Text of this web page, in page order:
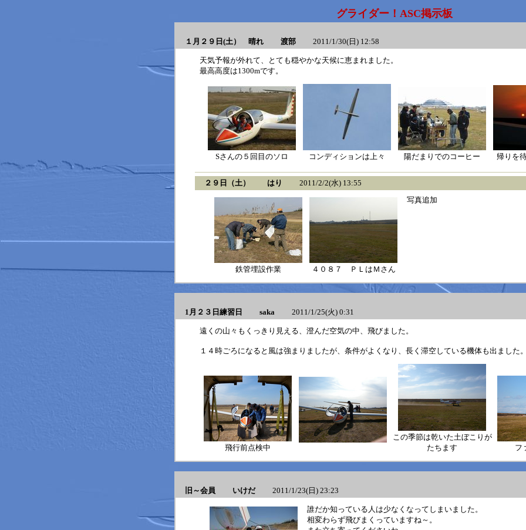
グライダー！ASC掲示板
１月２９日(土） 晴れ 渡部 2011/1/30(日) 12:58
天気予報が外れて、とても穏やかな天候に恵まれました。
最高高度は1300mです。
Sさんの５回目のソロ コンディションは上々 陽だまりでのコーヒー 帰りを
２９日（土） はり 2011/2/2(水) 13:55
鉄管埋設作業 ４０８７ ＰＬはＭさん
写真追加
1月２３日練習日 saka 2011/1/25(火) 0:31
遠くの山々もくっきり見える、澄んだ空気の中、飛びました。
１４時ごろになると風は強まりましたが、条件がよくなり、長く滞空している機体も出ました
飛行前点検中
この季節は乾いた土ぼこりが
たちます
フ
旧～会員 いけだ2011/1/23(日) 23:23
誰だか知っている人は少なくなってしまいました。
相変わらず飛びまくっていますね～。